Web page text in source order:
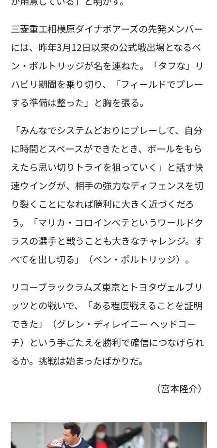
三菱重工相模原ダイナボアーズの先発メンバー
には、昨年3月12日以来の公式戦出場となるベ
ン・ポルトリッジが名を連ねた。「タフな」リ
ハビリ期間を乗り切り、「フィールドでプレー
する準備は整った」と胸を張る。
「みんなでシステムどおりにプレーして、自分
に時間とスペースができたとき、ボールをもら
えたら思い切りトライを狙っていく」と話す快
速ウイングが、相手の強力なディフェンスを切
り裂くことになれば勝利に大きく近づくだろ
う。「マリカ・コロインベテというワールドク
ラスの選手と戦うことも大きなチャレンジ。す
べてを出し切る」（ベン・ポルトリッジ）。
リコーブラックラムズ東京とトヨタヴェルブリ
ッツとの戦いで、「ある程度戦えることを証明
できた」（グレン・ディレイニー ヘッドコー
チ）という手ごたえを勝利で確信につなげられ
るか。挑戦は始まったばかりだ。
（宮本隆介）